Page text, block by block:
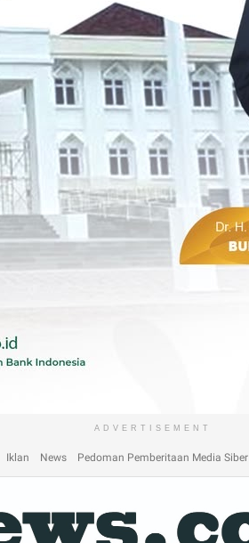
ADVERTISEMENT
Iklan News Pedoman Pemberitaan Media Siber